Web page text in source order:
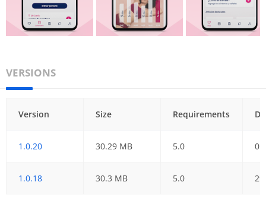
VERSIONS
Version Size Requirements
1.0.20 30.29 MB 5.0
1.0.18 30.3 MB 5.0